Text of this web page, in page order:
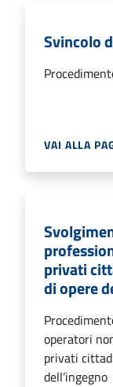
Svincolo
VAI ALLA
privati
di opere
operatori
privati
dell’ingegno